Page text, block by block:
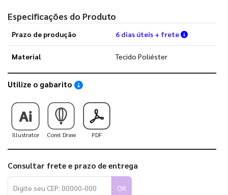
Especificações do Produto
Prazo de produção 6 dias úteis + frete Verifique
Material Tecido Poliéster
Utilize o gabarito Saiba como utilizar os nossos gabaritos
Illustrator Corel Draw PDF
Consultar frete e prazo de entrega
OK